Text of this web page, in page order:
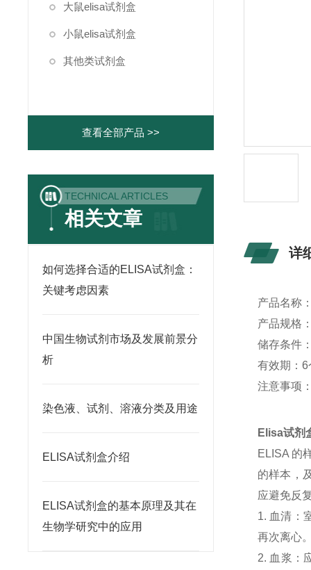
大鼠elisa试剂盒
小鼠elisa试剂盒
其他类试剂盒
查看全部产品 >>
TECHNICAL ARTICLES
相关文章
如何选择合适的ELISA试剂盒：
关键考虑因素
中国生物试剂市场及发展前景分
析
染色液、试剂、溶液分类及用途
ELISA试剂盒介绍
ELISA试剂盒的基本原理及其在
生物学研究中的应用
详
产品名称
产品规格
储存条件
有效期：6
注意事项
Elisa试剂
ELISA 的
的样本，
应避免反
1. 血清：
再次离心
2. 血浆：